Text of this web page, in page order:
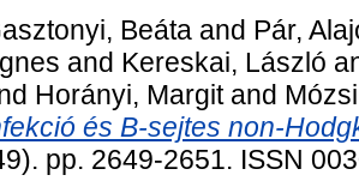
Beáta and Pár,
and Kereskai, László
Horányi, Margitand
és B-sejtes non-
pp. 2649-2651. ISSN